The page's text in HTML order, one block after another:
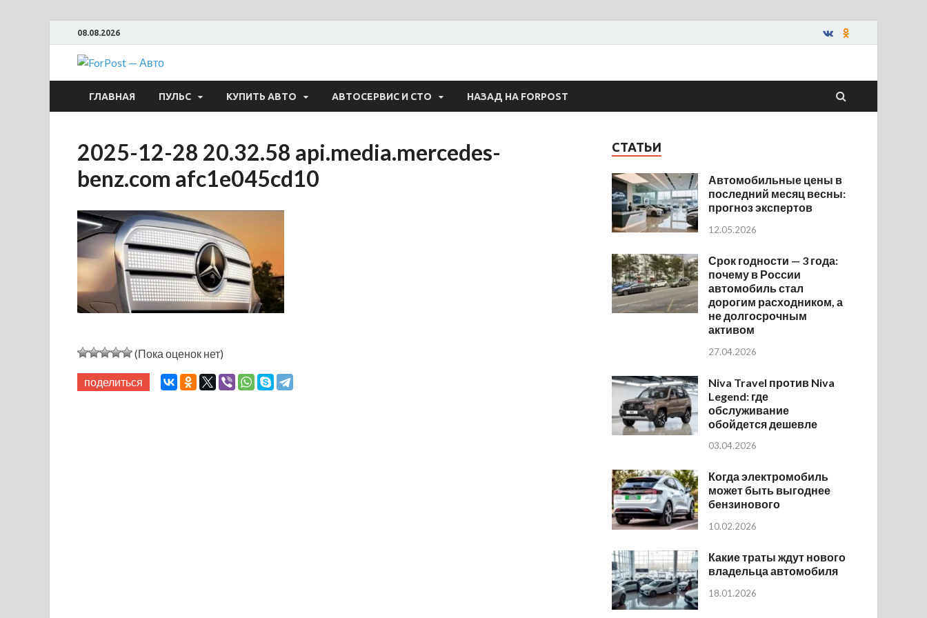
08.08.2026
ForPost — Авто
ГЛАВНАЯ ПУЛЬС КУПИТЬ АВТО АВТОСЕРВИС И СТО НАЗАД НА FORPOST
2025-12-28 20.32.58 api.media.mercedes-
benz.com afc1e045cd10
(Пока оценок нет)
поделиться
СТАТЬИ
Автомобильные цены в
последний месяц весны:
прогноз экспертов
12.05.2026
Срок годности — 3 года:
почему в России
автомобиль стал
дорогим расходником, а
не долгосрочным
активом
27.04.2026
Niva Travel против Niva
Legend: где
обслуживание
обойдется дешевле
03.04.2026
Когда электромобиль
может быть выгоднее
бензинового
10.02.2026
Какие траты ждут нового
владельца автомобиля
18.01.2026